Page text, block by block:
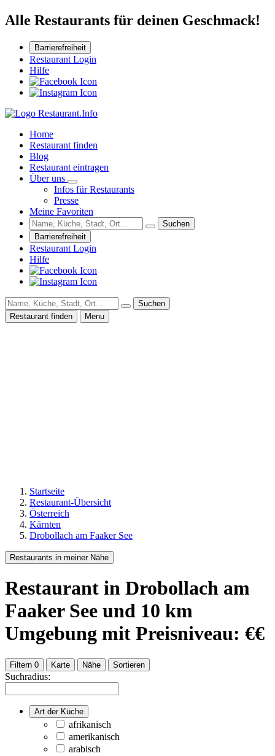
Alle Restaurants für deinen Geschmack!
Barrierefreiheit
Restaurant Login
Hilfe
Home
Restaurant finden
Blog
Restaurant eintragen
Über uns
Infos für Restaurants
Presse
Meine Favoriten
Suchen
Barrierefreiheit
Restaurant Login
Hilfe
Suchen
Restaurant finden
Menu
Startseite
Restaurant-Übersicht
Österreich
Kärnten
Drobollach am Faaker See
Restaurants in meiner Nähe
Restaurant in Drobollach am
Faaker See und 10 km
Umgebung mit Preisniveau: €€
Filtern 0 Karte Nähe Sortieren
Suchradius:
Art der Küche
afrikanisch
amerikanisch
arabisch